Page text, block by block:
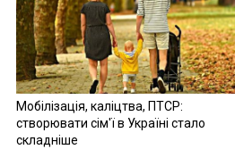
Мобілізація, каліцтва, ПТСР:
створювати сім'ї в Україні стало
складніше